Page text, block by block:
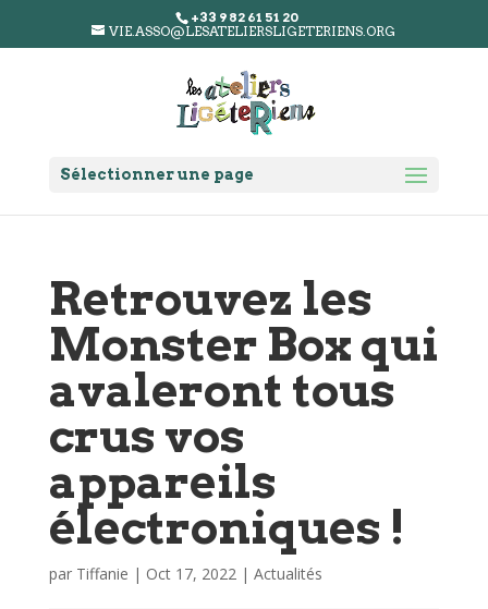
+33 9 82 61 51 20
VIE.ASSO@LESATELIERSLIGETERIENS.ORG
Sélectionner une page
Retrouvez les
Monster Box qui
avaleront tous
crus vos
appareils
électroniques !
par Tiffanie | Oct 17, 2022| Actualités